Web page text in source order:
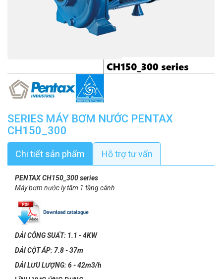
SERIES MÁY BƠM NƯỚC PENTAX
CH150_300
Chi tiết sản phẩm Hỗ trợ tư vấn
PENTAX CH150_300 series
Máy bơm nước ly tâm 1 tầng cánh
DẢI CÔNG SUẤT: 1.1 - 4KW
DẢI CỘT ÁP: 7.8 - 37m
DẢI LƯU LƯỢNG: 6 - 42m3/h